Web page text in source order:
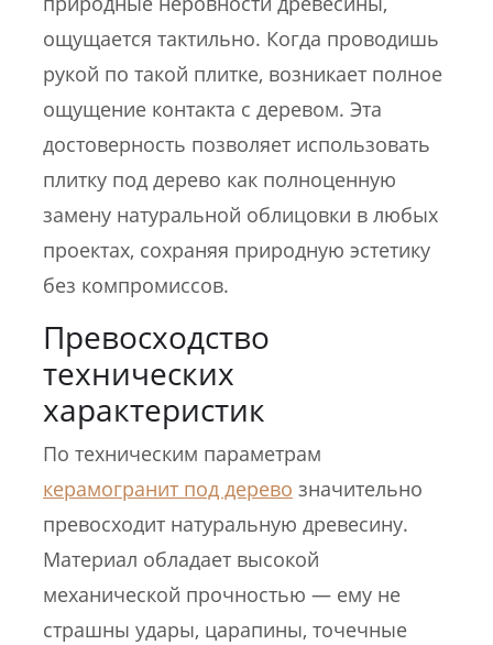
ощущается тактильно. Когда проводишь
рукой по такой плитке, возникает полное
ощущение контакта с деревом. Эта
достоверность позволяет использовать
плитку под дерево как полноценную
замену натуральной облицовки в любых
проектах, сохраняя природную эстетику
без компромиссов.
Превосходство
технических
характеристик
По техническим параметрам
керамогранит под дерево значительно
превосходит натуральную древесину.
Материал обладает высокой
механической прочностью — ему не
страшны удары, царапины, точечные